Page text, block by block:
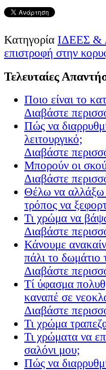
Κατηγορία ΙΔΕΕΣ &
επιστροφή στην
Τελευταίες
Ποιο είναι το
Διαβάστε
Πώς να
λειτουργικό;
Διαβάστε
Μπορούν οι
Διαβάστε
Θέλω να αλλάξω
τρόπος να
Τι χρώμα να
Διαβάστε
Κάνουμε
πάλι το
Διαβάστε
Τί ύφασμα
καναπέ σε
Διαβάστε
Τι χρώμα
Τι χρώματα να
σαλόνι μου;
Πώς να